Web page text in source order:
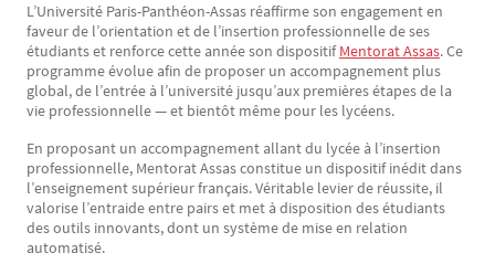
L’Université Paris-Panthéon-Assas réaffirme son engagement en
faveur de l’orientation et de l’insertion professionnelle de ses
étudiants et renforce cette année son dispositifMentorat Assas. Ce
programme évolue afin de proposer un accompagnement plus
global, de l’entrée à l’université jusqu’aux premières étapes de la
vie professionnelle — et bientôt même pour les lycéens.
En proposant un accompagnement allant du lycée à l’insertion
professionnelle, Mentorat Assas constitue un dispositif inédit dans
l’enseignement supérieur français. Véritable levier de réussite, il
valorise l’entraide entre pairs et met à disposition des étudiants
des outils innovants, dont un système de mise en relation
automatisé.